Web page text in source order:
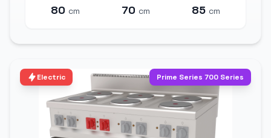
80 cm 70 cm 85 cm
Electric Prime Series 700 Series